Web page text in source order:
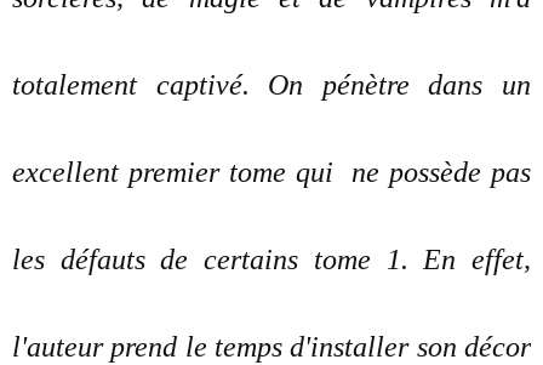
totalement captivé. On pénètre dans un
excellent premier tome qui ne possède pas
les défauts de certains tome 1. En effet,
l'auteur prend le temps d'installer son décor